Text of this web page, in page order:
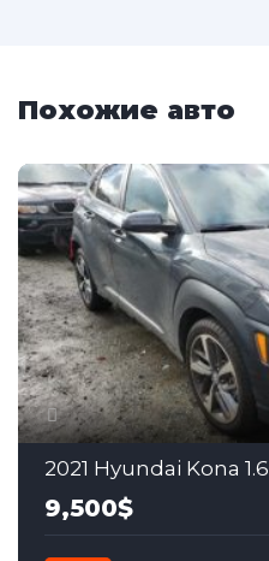
Похожие авто
2021 Hyundai Kona 1.6
9,500$